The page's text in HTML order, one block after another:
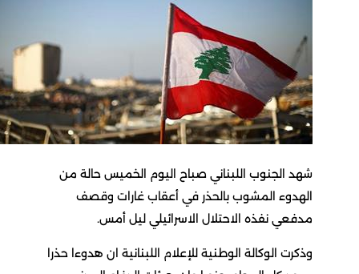
شهد الجنوب اللبناني صباح اليوم الخميس حالة من
الهدوء المشوب بالحذر في أعقاب غارات وقصف
مدفعي نفذه الاحتلال الاسرائيلي ليل أمس.
وذكرت الوكالة الوطنية للإعلام اللبنانية ان هدوءا حذرا